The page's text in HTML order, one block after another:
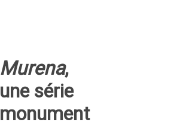
Murena,
une série
monument